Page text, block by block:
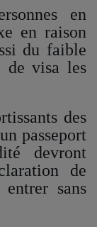
en
en raison
du faible
de visa les
des
passeport
devront
de
sans